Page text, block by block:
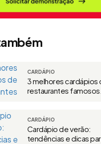
CARDÁPIO
3 melhores cardápios
restaurantes famosos.
CARDÁPIO
Cardápio de verão:
tendências e dicas